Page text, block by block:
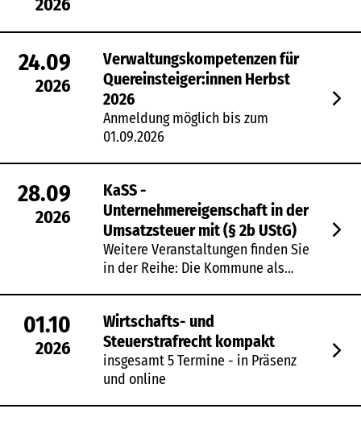
2026
24.09
2026
Verwaltungskompetenzen für
Quereinsteiger:innen Herbst
2026
Anmeldung möglich bis zum
01.09.2026
28.09
2026
KaSS -
Unternehmereigenschaft in der
Umsatzsteuer mit (§ 2b UStG)
Weitere Veranstaltungen finden Sie
in der Reihe: Die Kommune als…
01.10
2026
Wirtschafts- und
Steuerstrafrecht kompakt
insgesamt 5 Termine - in Präsenz
und online